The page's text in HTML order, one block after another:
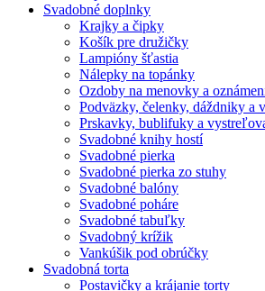
Svadobné doplnky
Krajky a čipky
Košík pre družičky
Lampióny šťastia
Nálepky na topánky
Ozdoby na menovky a
Podväzky, čelenky, dáždniky a
Prskavky, bublifuky a
Svadobné knihy hostí
Svadobné pierka
Svadobné pierka zo stuhy
Svadobné balóny
Svadobné poháre
Svadobné tabuľky
Svadobný krížik
Vankúšik pod obrúčky
Svadobná torta
Postavičky a krájanie torty